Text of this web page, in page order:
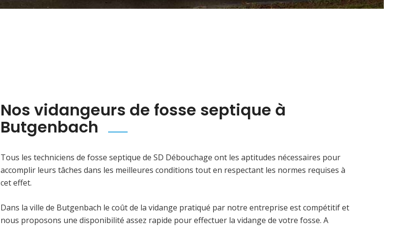
Nos vidangeurs de fosse septique à
Butgenbach
Tous les techniciens de fosse septique de SD Débouchage ont les aptitudes nécessaires pour
accomplir leurs tâches dans les meilleures conditions tout en respectant les normes requises à
cet effet.
Dans la ville de Butgenbach le coût de la vidange pratiqué par notre entreprise est compétitif et
nous proposons une disponibilité assez rapide pour effectuer la vidange de votre fosse. A